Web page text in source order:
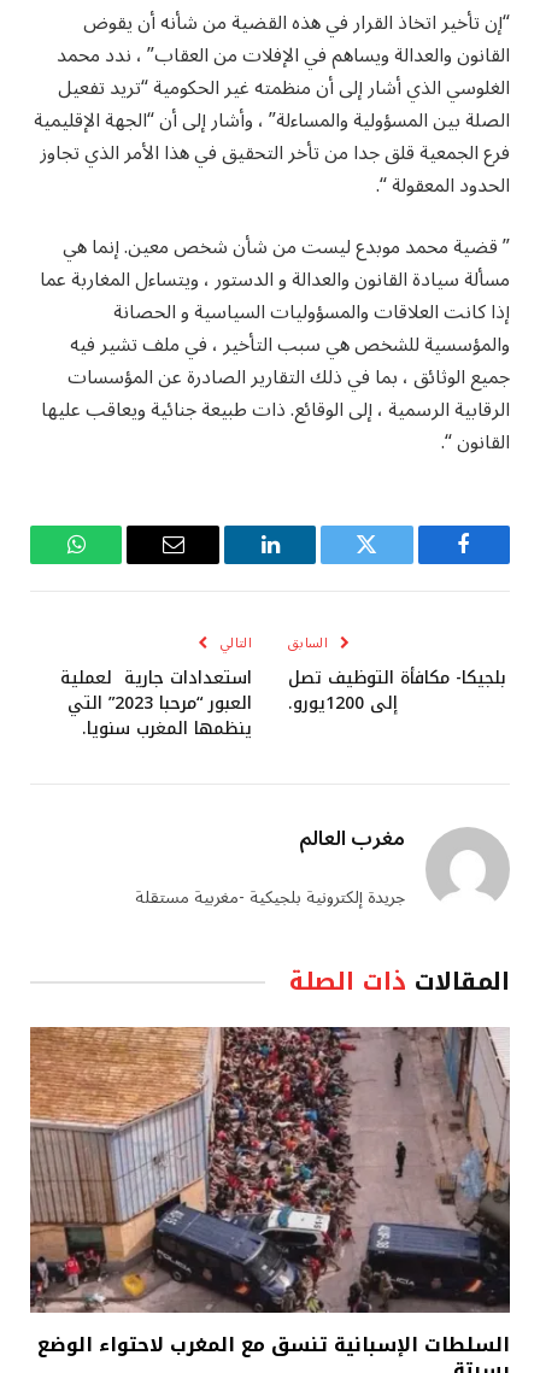
“إن تأخير اتخاذ القرار في هذه القضية من شأنه أن يقوض
القانون والعدالة ويساهم في الإفلات من العقاب” ، ندد محمد
الغلوسي الذي أشار إلى أن منظمته غير الحكومية “تريد تفعيل
الصلة بين المسؤولية والمساءلة” ، وأشار إلى أن “الجهة الإقليمية
فرع الجمعية قلق جدا من تأخر التحقيق في هذا الأمر الذي تجاوز
الحدود المعقولة “.
” قضية محمد موبدع ليست من شأن شخص معين. إنما هي
مسألة سيادة القانون والعدالة و الدستور ، ويتساءل المغاربة عما
إذا كانت العلاقات والمسؤوليات السياسية و الحصانة
والمؤسسية للشخص هي سبب التأخير ، في ملف تشير فيه
جميع الوثائق ، بما في ذلك التقارير الصادرة عن المؤسسات
الرقابية الرسمية ، إلى الوقائع. ذات طبيعة جنائية ويعاقب عليها
القانون “.
فيسبوك تويتر لينكدإن
البريد
واتساب
السابق
بلجيكا- مكافأة التوظيف تصل
إلى 1200يورو.
التالي
استعدادات جارية لعملية
العبور “مرحبا 2023” التي
ينظمها المغرب سنويا.
مغرب العالم
جريدة إلكترونية بلجيكية -مغربية مستقلة
المقالات ذات الصلة
السلطات الإسبانية تنسق مع المغرب لاحتواء الوضع